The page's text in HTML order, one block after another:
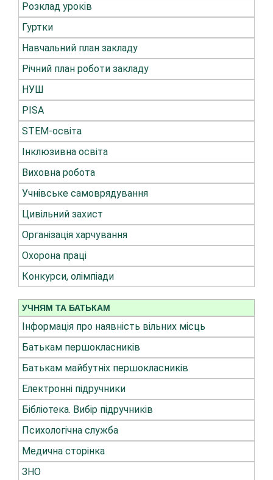
Розклад уроків
Гуртки
Навчальний план закладу
Річний план роботи закладу
НУШ
PISA
STEM-освіта
Інклюзивна освіта
Виховна робота
Учнівське самоврядування
Цивільний захист
Організація харчування
Охорона праці
Конкурси, олімпіади
УЧНЯМ ТА БАТЬКАМ
Інформація про наявність вільних місць
Батькам першокласників
Батькам майбутніх першокласників
Електронні підручники
Бібліотека. Вибір підручників
Психологічна служба
Медична сторінка
ЗНО